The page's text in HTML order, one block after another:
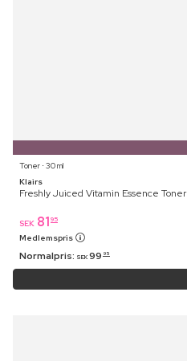
Toner ⋅ 30 ml
Klairs
Freshly Juiced Vitamin Essence Toner
SEK 81 95
Medlemspris
Normalpris: SEK 99 95